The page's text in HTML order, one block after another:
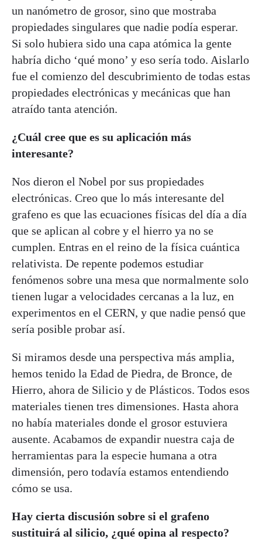
un nanómetro de grosor, sino que mostraba
propiedades singulares que nadie podía esperar.
Si solo hubiera sido una capa atómica la gente
habría dicho ‘qué mono’ y eso sería todo. Aislarlo
fue el comienzo del descubrimiento de todas estas
propiedades electrónicas y mecánicas que han
atraído tanta atención.
¿Cuál cree que es su aplicación más
interesante?
Nos dieron el Nobel por sus propiedades
electrónicas. Creo que lo más interesante del
grafeno es que las ecuaciones físicas del día a día
que se aplican al cobre y el hierro ya no se
cumplen. Entras en el reino de la física cuántica
relativista. De repente podemos estudiar
fenómenos sobre una mesa que normalmente solo
tienen lugar a velocidades cercanas a la luz, en
experimentos en el CERN, y que nadie pensó que
sería posible probar así.
Si miramos desde una perspectiva más amplia,
hemos tenido la Edad de Piedra, de Bronce, de
Hierro, ahora de Silicio y de Plásticos. Todos esos
materiales tienen tres dimensiones. Hasta ahora
no había materiales donde el grosor estuviera
ausente. Acabamos de expandir nuestra caja de
herramientas para la especie humana a otra
dimensión, pero todavía estamos entendiendo
cómo se usa.
Hay cierta discusión sobre si el grafeno
sustituirá al silicio, ¿qué opina al respecto?